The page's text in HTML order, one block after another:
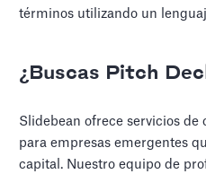
términos utilizando un
¿Buscas Pitch
Slidebean ofrece servicios de
para empresas emergentes
capital. Nuestro equipo de